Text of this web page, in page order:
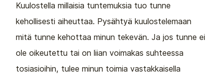
Kuulostella millaisia tuntemuksia tuo tunne
kehollisesti aiheuttaa. Pysähtyä kuulostelemaan
mitä tunne kehottaa minun tekevän. Ja jos tunne ei
ole oikeutettu tai on liian voimakas suhteessa
tosiasioihin, tulee minun toimia vastakkaisella